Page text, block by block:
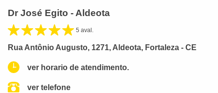
Dr José Egito - Aldeota
5 aval.
Rua Antônio Augusto, 1271, Aldeota, Fortaleza - CE
ver horario de atendimento.
ver telefone